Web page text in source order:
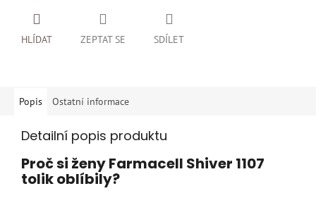
ZEPTAT SE
HLÍDAT SDÍLET
Popis Ostatní informace
Detailní popis produktu
Proč si ženy Farmacell Shiver 1107
tolik oblíbily?